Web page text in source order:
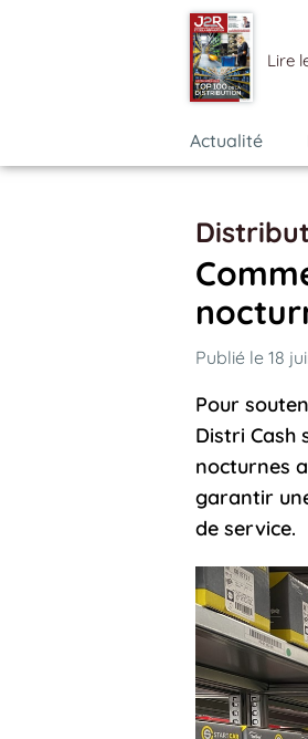
Lire
Actualité
Publié le 18
Pour
Distri Cash
nocturnes
garantir
de service.